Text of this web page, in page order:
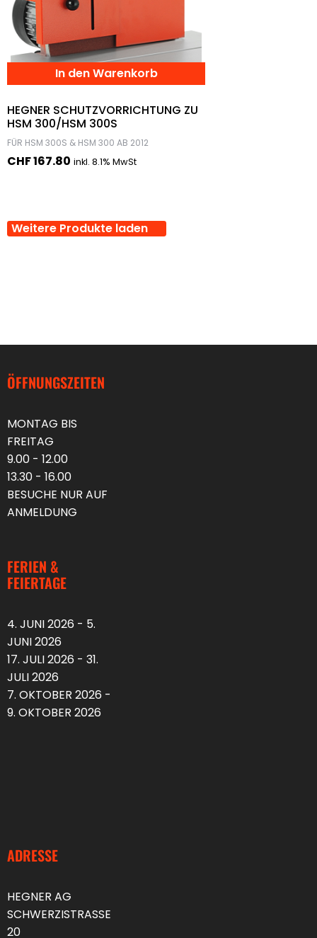
In den Warenkorb
HEGNER SCHUTZVORRICHTUNG ZU
HSM 300/HSM 300S
FÜR HSM 300S & HSM 300 AB 2012
CHF167.80 inkl. 8.1% MwSt
Weitere Produkte laden
ÖFFNUNGSZEITEN
MONTAG BIS
FREITAG
9.00 - 12.00
13.30 - 16.00
BESUCHE NUR AUF
ANMELDUNG
FERIEN &
FEIERTAGE
4. JUNI 2026 - 5.
JUNI 2026
17. JULI 2026 - 31.
JULI 2026
7. OKTOBER 2026 -
9. OKTOBER 2026
ADRESSE
HEGNER AG
SCHWERZISTRASSE
20